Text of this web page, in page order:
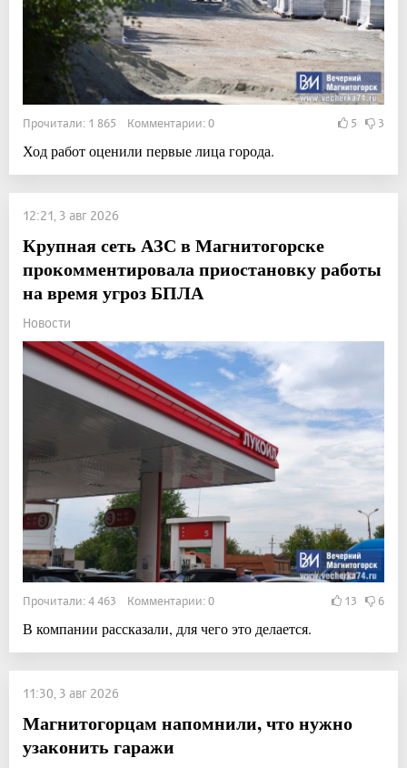
Прочитали: 1 865 Комментарии: 0 5 3
Ход работ оценили первые лица города.
12:21, 3 авг 2026
Крупная сеть АЗС в Магнитогорске
прокомментировала приостановку работы
на время угроз БПЛА
Новости
Прочитали: 4 463 Комментарии: 0 13 6
В компании рассказали, для чего это делается.
11:30, 3 авг 2026
Магнитогорцам напомнили, что нужно
узаконить гаражи